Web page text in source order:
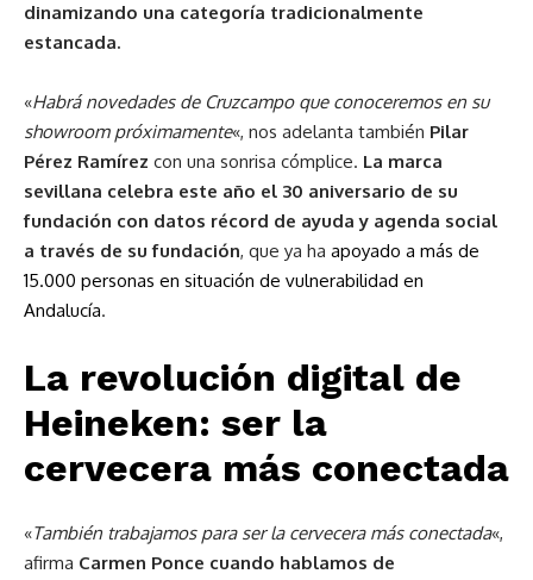
dinamizando una categoría tradicionalmente
estancada.
«Habrá novedades de Cruzcampo que conoceremos en su
showroom próximamente«, nos adelanta también Pilar
Pérez Ramírez con una sonrisa cómplice. La marca
sevillana celebra este año el 30 aniversario de su
fundación con datos récord de ayuda y agenda social
a través de su fundación, que ya ha apoyado a más de
15.000 personas en situación de vulnerabilidad en
Andalucía.
La revolución digital de
Heineken: ser la
cervecera más conectada
«También trabajamos para ser la cervecera más conectada«,
afirma Carmen Ponce cuando hablamos de